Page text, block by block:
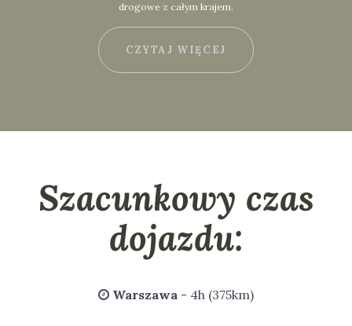
drogowe z całym krajem.
CZYTAJ WIĘCEJ
Szacunkowy czas
dojazdu:
Warszawa - 4h (375km)